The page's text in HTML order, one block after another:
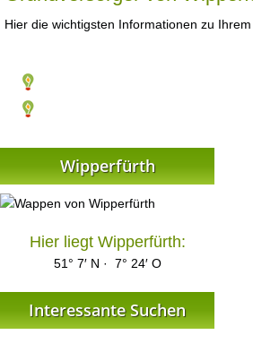
Hier die wichtigsten Informationen zu
Wipperfürth
Hier liegt Wipperfürth:
51° 7′ N · 7° 24′ O
Interessante Suchen